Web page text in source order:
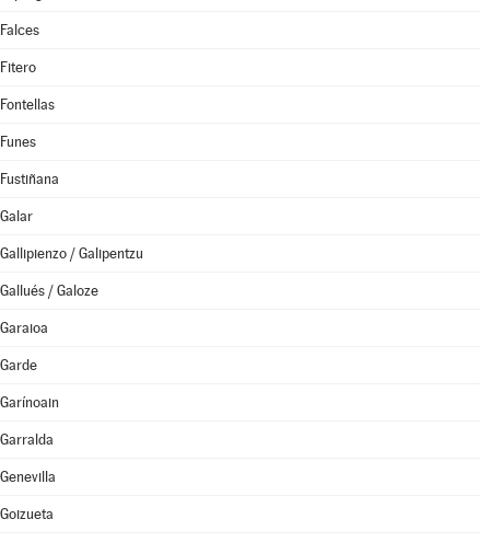
Falces
Fitero
Fontellas
Funes
Fustiñana
Galar
Gallipienzo / Galipentzu
Gallués / Galoze
Garaioa
Garde
Garínoain
Garralda
Genevilla
Goizueta